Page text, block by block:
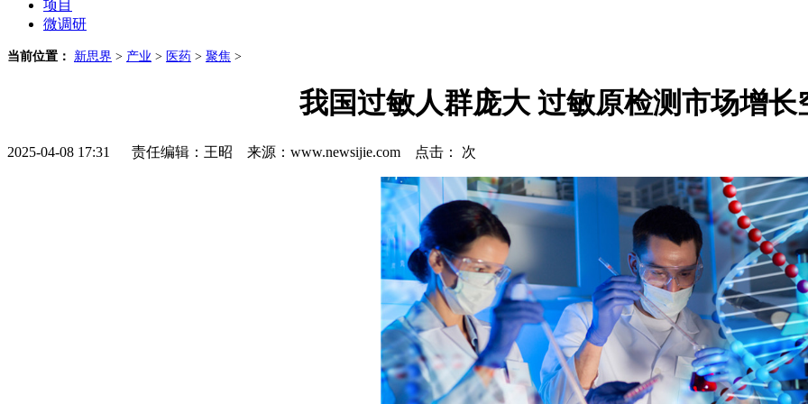
项目
微调研
当前位置： 新思界 > 产业 > 医药 > 聚焦 >
我国过敏人群庞大 过敏原检测市场增长
2025-04-08 17:31 责任编辑：王昭 来源：www.newsijie.com 点击： 次